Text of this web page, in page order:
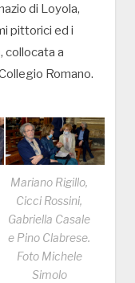
di Loyola,
pittorici ed i
collocata a
Romano.
Mariano Rigillo,
Cicci Rossini,
Gabriella Casale
e Pino Clabrese.
Foto Michele
Simolo